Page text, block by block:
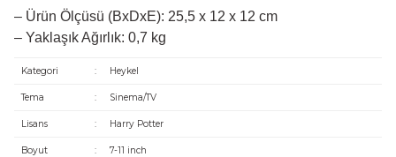
– Ürün Ölçüsü (BxDxE): 25,5 x 12 x 12 cm
– Yaklaşık Ağırlık: 0,7 kg
Kategori : Heykel
Tema : Sinema/TV
Lisans : Harry Potter
Boyut : 7-11 inch